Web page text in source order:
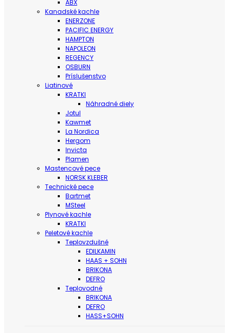
ABX
Kanadské kachle
ENERZONE
PACIFIC ENERGY
HAMPTON
NAPOLEON
REGENCY
OSBURN
Príslušenstvo
Liatinové
KRATKI
Náhradné diely
Jotul
Kawmet
La Nordica
Hergom
Invicta
Plamen
Mastencové pece
NORSK KLEBER
Technické pece
Bartmet
MSteel
Plynové kachle
KRATKI
Peletové kachle
Teplovzdušné
EDILKAMIN
HAAS + SOHN
BRIKONA
DEFRO
Teplovodné
BRIKONA
DEFRO
HASS+SOHN